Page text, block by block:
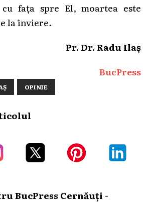
fața spre El, moartea este
la înviere.
Pr. Dr. Radu Ilaș
BucPress
OPINIE
BucPress Cernăuți -